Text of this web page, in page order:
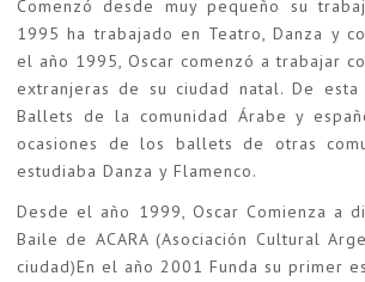
Comenzó desde muy pequeño su
1995 ha trabajado en Teatro, Danza y
el año 1995, Oscar comenzó a trabajar
extranjeras de su ciudad natal. De
Ballets de la comunidad Árabe y
ocasiones de los ballets de otras
estudiaba Danza y Flamenco.
Desde el año 1999, Oscar Comienza a
Baile de ACARA (Asociación Cultural
ciudad)En el año 2001 Funda su primer